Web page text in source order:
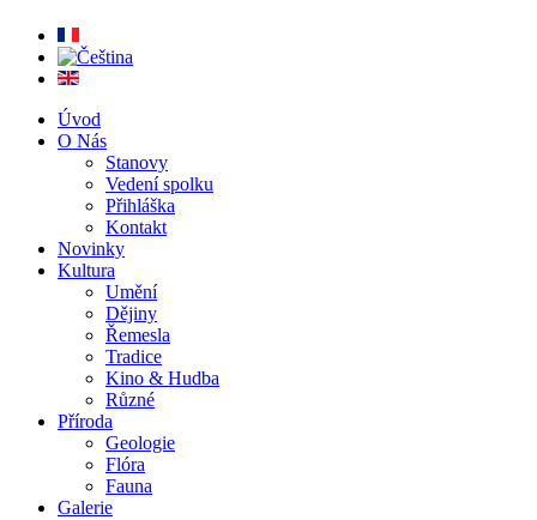
Úvod
O Nás
Stanovy
Vedení spolku
Přihláška
Kontakt
Novinky
Kultura
Umění
Dějiny
Řemesla
Tradice
Kino & Hudba
Různé
Příroda
Geologie
Flóra
Fauna
Galerie